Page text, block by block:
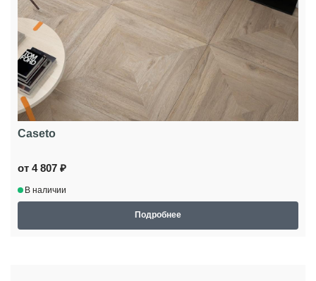
Caseto
от 4 807 ₽
В наличии
Подробнее